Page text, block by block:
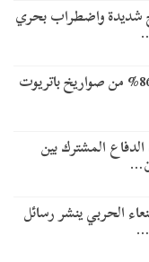
شديدة واضطراب بحري
المشترك بين
الحربي ينشر رسائل